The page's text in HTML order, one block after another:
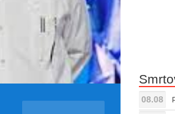
08.08